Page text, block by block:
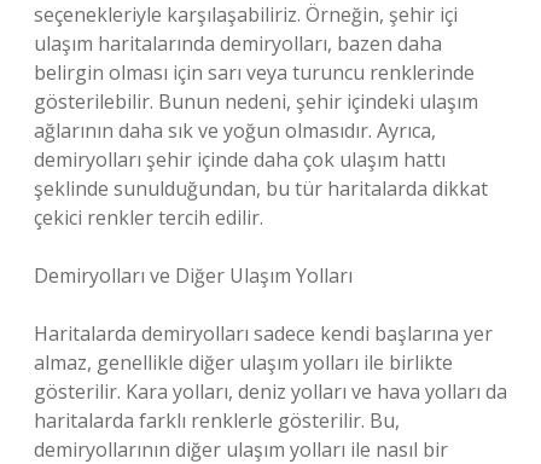
seçenekleriyle karşılaşabiliriz. Örneğin, şehir içi
ulaşım haritalarında demiryolları, bazen daha
belirgin olması için sarı veya turuncu renklerinde
gösterilebilir. Bunun nedeni, şehir içindeki ulaşım
ağlarının daha sık ve yoğun olmasıdır. Ayrıca,
demiryolları şehir içinde daha çok ulaşım hattı
şeklinde sunulduğundan, bu tür haritalarda dikkat
çekici renkler tercih edilir.
Demiryolları ve Diğer Ulaşım Yolları
Haritalarda demiryolları sadece kendi başlarına yer
almaz, genellikle diğer ulaşım yolları ile birlikte
gösterilir. Kara yolları, deniz yolları ve hava yolları da
haritalarda farklı renklerle gösterilir. Bu,
demiryollarının diğer ulaşım yolları ile nasıl bir